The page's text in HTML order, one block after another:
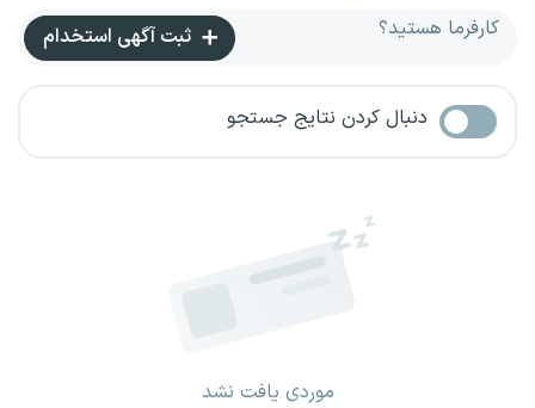
کارفرما هستید؟ ثبت آگهی استخدام
دنبال کردن نتایج جستجو
موردی یافت نشد